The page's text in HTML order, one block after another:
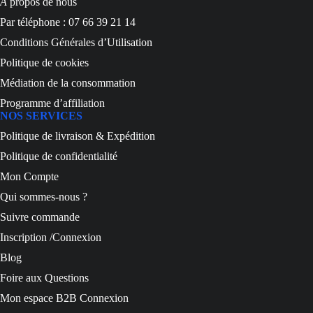
Par téléphone : 07 66 39 21 14
Conditions Générales d’Utilisation
Politique de cookies
Médiation de la consommation
Programme d’affiliation
NOS SERVICES
Politique de livraison & Expédition
Politique de confidentialité
Mon Compte
Qui sommes-nous ?
Suivre commande
Inscription /Connexion
Blog
Foire aux Questions
Mon espace B2B Connexion